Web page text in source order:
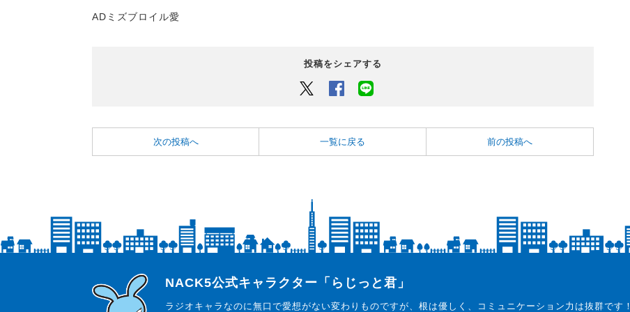
ADミズブロイル愛
投稿をシェアする
Twitter Facebook
次の投稿へ 一覧に戻る 前の投稿へ
らじっと君
NACK5公式キャラクター「らじっと君」
ラジオキャラなのに無口で愛想がない変わりものですが、根は優しく、コミュニケーション力は抜群です！